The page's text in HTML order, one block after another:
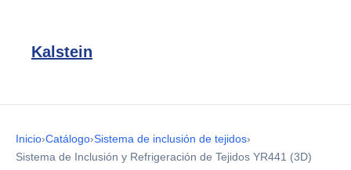
Kalstein
Inicio›Catálogo›Sistema de inclusión de tejidos›
Sistema de Inclusión y Refrigeración de Tejidos YR441 (3D)